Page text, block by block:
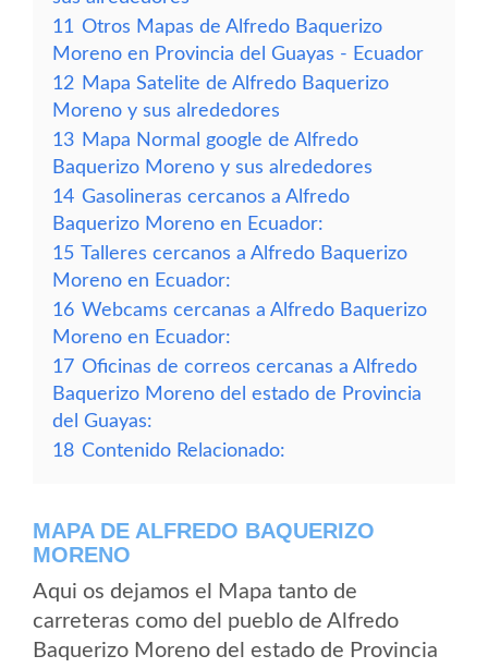
11 Otros Mapas de Alfredo Baquerizo
Moreno en Provincia del Guayas - Ecuador
12 Mapa Satelite de Alfredo Baquerizo
Moreno y sus alrededores
13 Mapa Normal google de Alfredo
Baquerizo Moreno y sus alrededores
14 Gasolineras cercanos a Alfredo
Baquerizo Moreno en Ecuador:
15 Talleres cercanos a Alfredo Baquerizo
Moreno en Ecuador:
16 Webcams cercanas a Alfredo Baquerizo
Moreno en Ecuador:
17 Oficinas de correos cercanas a Alfredo
Baquerizo Moreno del estado de Provincia
del Guayas:
18 Contenido Relacionado:
MAPA DE ALFREDO BAQUERIZO
MORENO
Aqui os dejamos el Mapa tanto de
carreteras como del pueblo de Alfredo
Baquerizo Moreno del estado de Provincia